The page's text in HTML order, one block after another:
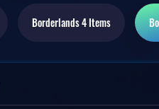
Borderlands 4Items